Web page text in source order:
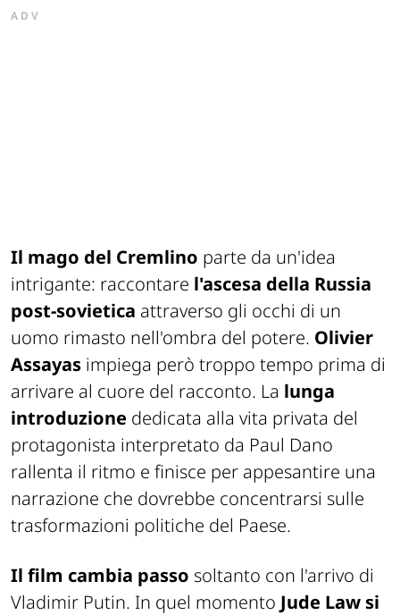
ADV
Il mago del Cremlino parte da un'idea
intrigante: raccontare l'ascesa della Russia
post-sovietica attraverso gli occhi di un
uomo rimasto nell'ombra del potere. Olivier
Assayas impiega però troppo tempo prima di
arrivare al cuore del racconto. La lunga
introduzione dedicata alla vita privata del
protagonista interpretato da Paul Dano
rallenta il ritmo e finisce per appesantire una
narrazione che dovrebbe concentrarsi sulle
trasformazioni politiche del Paese.
Il film cambia passo soltanto con l'arrivo di
Vladimir Putin. In quel momento Jude Law si